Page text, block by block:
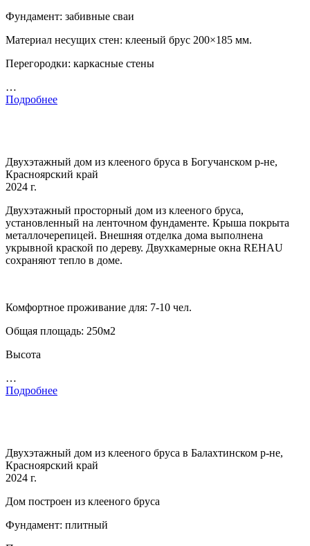
Фундамент: забивные сваи
Материал несущих стен: клееный брус 200×185 мм.
Перегородки: каркасные стены
…
Подробнее
Двухэтажный дом из клееного бруса в Богучанском р-не,
Красноярский край
2024 г.
Двухэтажный просторный дом из клееного бруса,
установленный на ленточном фундаменте. Крыша покрыта
металлочерепицей. Внешняя отделка дома выполнена
укрывной краской по дереву. Двухкамерные окна REHAU
сохраняют тепло в доме.
Комфортное проживание для: 7-10 чел.
Общая площадь: 250м2
Высота
…
Подробнее
Двухэтажный дом из клееного бруса в Балахтинском р-не,
Красноярский край
2024 г.
Дом построен из клееного бруса
Фундамент: плитный